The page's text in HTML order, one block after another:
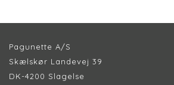
Pagunette A/S
Skælskør Landevej 39
DK-4200 Slagelse